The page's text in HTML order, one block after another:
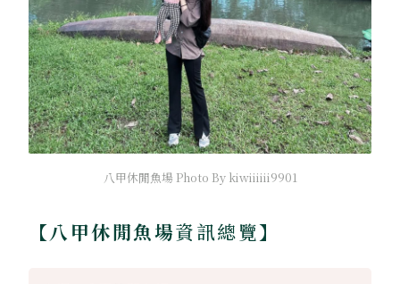
八甲休閒魚場 Photo By kiwiiiiii9901
【八甲休閒魚場資訊總覽】